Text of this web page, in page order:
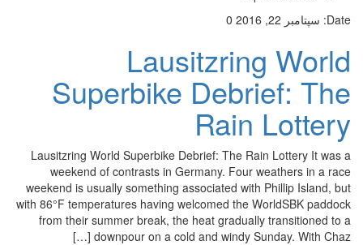
Date: سپتامبر 22, 2016 0
Lausitzring World
Superbike Debrief: The
Rain Lottery
Lausitzring World Superbike Debrief: The Rain Lottery It was a
weekend of contrasts in Germany. Four weathers in a race
weekend is usually something associated with Phillip Island, but
with 86°F temperatures having welcomed the WorldSBK paddock
from their summer break, the heat gradually transitioned to a
downpour on a cold and windy Sunday. With Chaz […]